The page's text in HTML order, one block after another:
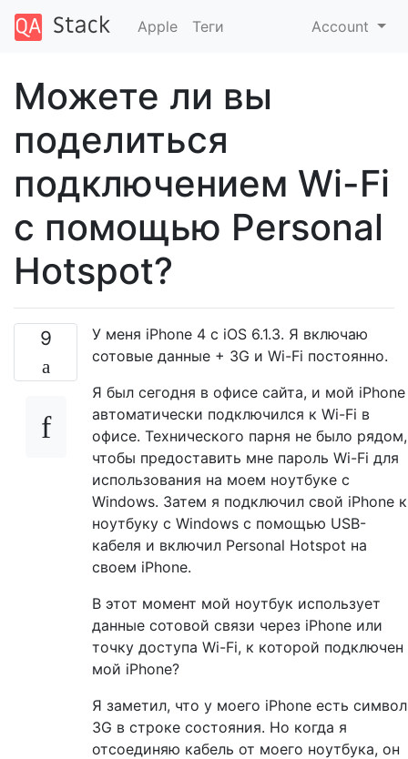
Apple Теги Account
Можете ли вы
поделиться
подключением Wi-Fi
с помощью Personal
Hotspot?
9
У меня iPhone 4 с iOS 6.1.3. Я включаю
сотовые данные + 3G и Wi-Fi постоянно.
Я был сегодня в офисе сайта, и мой iPhone
автоматически подключился к Wi-Fi в
офисе. Технического парня не было рядом,
чтобы предоставить мне пароль Wi-Fi для
использования на моем ноутбуке с
Windows. Затем я подключил свой iPhone к
ноутбуку с Windows с помощью USB-
кабеля и включил Personal Hotspot на
своем iPhone.
В этот момент мой ноутбук использует
данные сотовой связи через iPhone или
точку доступа Wi-Fi, к которой подключен
мой iPhone?
Я заметил, что у моего iPhone есть символ
3G в строке состояния. Но когда я
отсоединяю кабель от моего ноутбука, он